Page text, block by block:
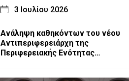
3 Ιουλίου 2026
Ανάληψη καθηκόντων του νέου
Αντιπεριφερειάρχη της
Περιφερειακής Ενότητας